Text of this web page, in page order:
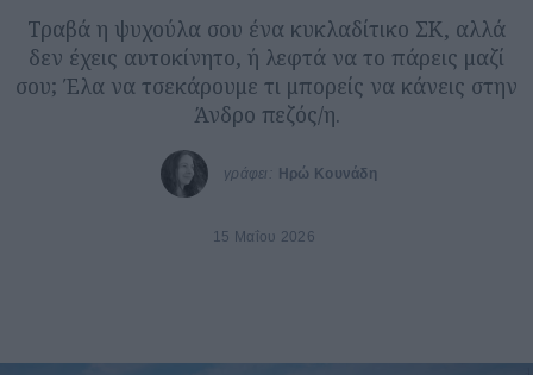
Τραβά η ψυχούλα σου ένα κυκλαδίτικο ΣΚ, αλλά
δεν έχεις αυτοκίνητο, ή λεφτά να το πάρεις μαζί
σου; Έλα να τσεκάρουμε τι μπορείς να κάνεις στην
Άνδρο πεζός/η.
γράφει: Ηρώ Κουνάδη
15 Μαΐου 2026